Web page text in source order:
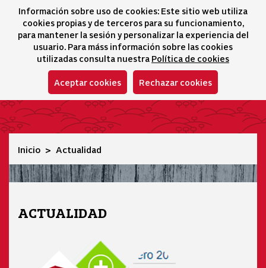
Información sobre uso de cookies: Este sitio web utiliza
cookies propias y de terceros para su funcionamiento,
para mantener la sesión y personalizar la experiencia del
usuario. Para máss información sobre las cookies
utilizadas consulta nuestra Política de cookies
Aceptar cookies Rechazar cookies
Selector idioma
icono
Actualidad
Inicio Actualidad
ACTUALIDAD